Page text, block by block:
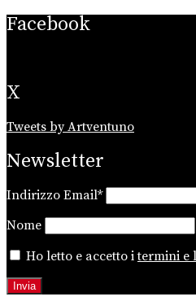
Facebook
X
Tweets by Artventuno
Newsletter
Indirizzo Email*
Nome
Ho letto e accetto itermini e